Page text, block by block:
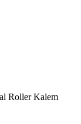
Roller Kalem